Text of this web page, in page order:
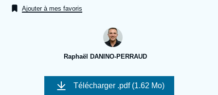
Nous soutenir
publication
Ajouter à mes favoris
Raphaël DANINO-PERRAUD
Image
couverture
Télécharger .pdf (1.62 Mo)